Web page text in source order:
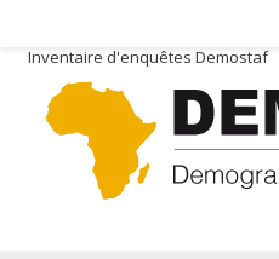
Inventaire d'enquêtes Demostaf